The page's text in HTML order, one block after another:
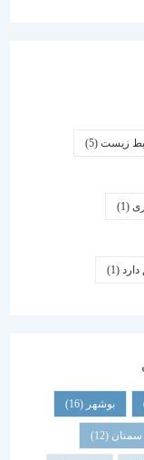
(5)
(12)